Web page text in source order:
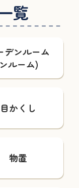
覧
デンルーム
ルーム)
目かくし
物置